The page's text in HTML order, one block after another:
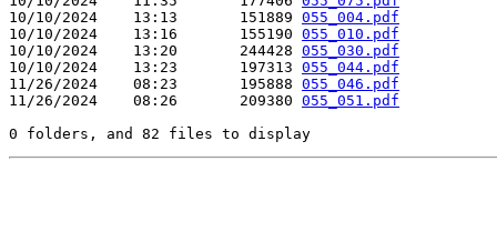
10/10/2024    13:13       151889 055_004.pdf
10/10/2024    13:16       155190 055_010.pdf
10/10/2024    13:20       244428 055_030.pdf
10/10/2024    13:23       197313 055_044.pdf
11/26/2024    08:23       195888 055_046.pdf
11/26/2024    08:26       209380 055_051.pdf
0 folders, and 82 files to display